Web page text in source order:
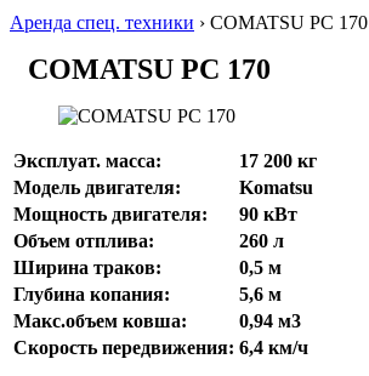
Аренда спец. техники › COMATSU PC 170
COMATSU PC 170
Эксплуат. масса:
17 200 кг
Модель двигателя:
Komatsu
Мощность двигателя:
90 кВт
Объем отплива:
260 л
Ширина траков:
0,5 м
Глубина копания:
5,6 м
Макс.объем ковша:
0,94 м3
Скорость передвижения: 6,4 км/ч